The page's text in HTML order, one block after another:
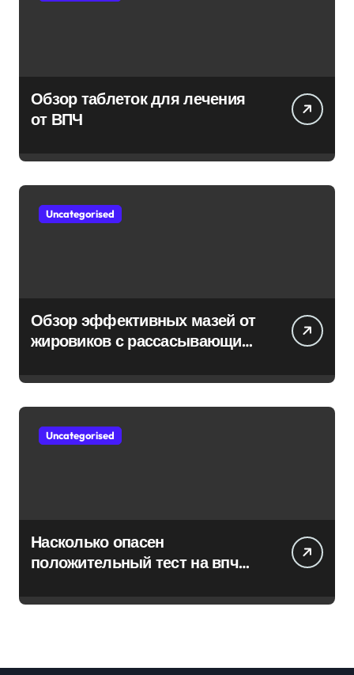
Обзор таблеток для лечения
от ВПЧ
Uncategorised
Обзор эффективных мазей от
жировиков с рассасывающим
Uncategorised
Насколько опасен
положительный тест на впч